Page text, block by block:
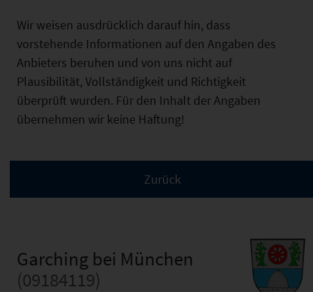
Wir weisen ausdrücklich darauf hin, dass
vorstehende Informationen auf den Angaben des
Anbieters beruhen und von uns nicht auf
Plausibilität, Vollständigkeit und Richtigkeit
überprüft wurden. Für den Inhalt der Angaben
übernehmen wir keine Haftung!
Garching bei München
(09184119)